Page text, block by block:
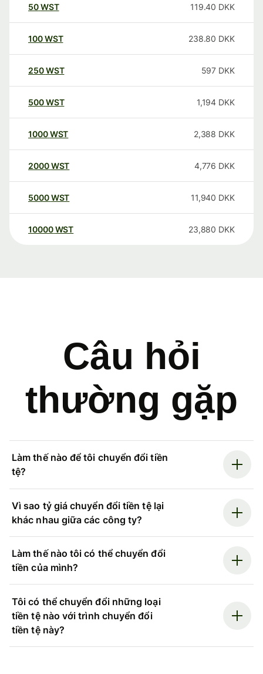
50WST 119.40 DKK
100WST 238.80 DKK
250WST 597 DKK
500WST 1,194 DKK
1000WST 2,388 DKK
2000WST 4,776 DKK
5000WST 11,940 DKK
10000 WST 23,880 DKK
Câu hỏi
thường gặp
Làm thế nào để tôi chuyển đổi tiền
tệ?
Vì sao tỷ giá chuyển đổi tiền tệ lại
khác nhau giữa các công ty?
Làm thế nào tôi có thể chuyển đổi
tiền của mình?
Tôi có thể chuyển đổi những loại
tiền tệ nào với trình chuyển đổi
tiền tệ này?